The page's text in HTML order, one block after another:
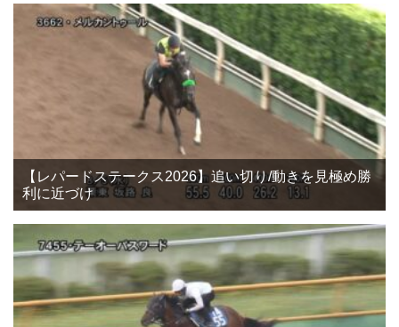
【レパードステークス2026】追い切り/動きを見極め勝
利に近づけ